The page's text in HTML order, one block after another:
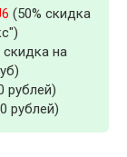
(50% скидка
скидка на
рублей)
рублей)